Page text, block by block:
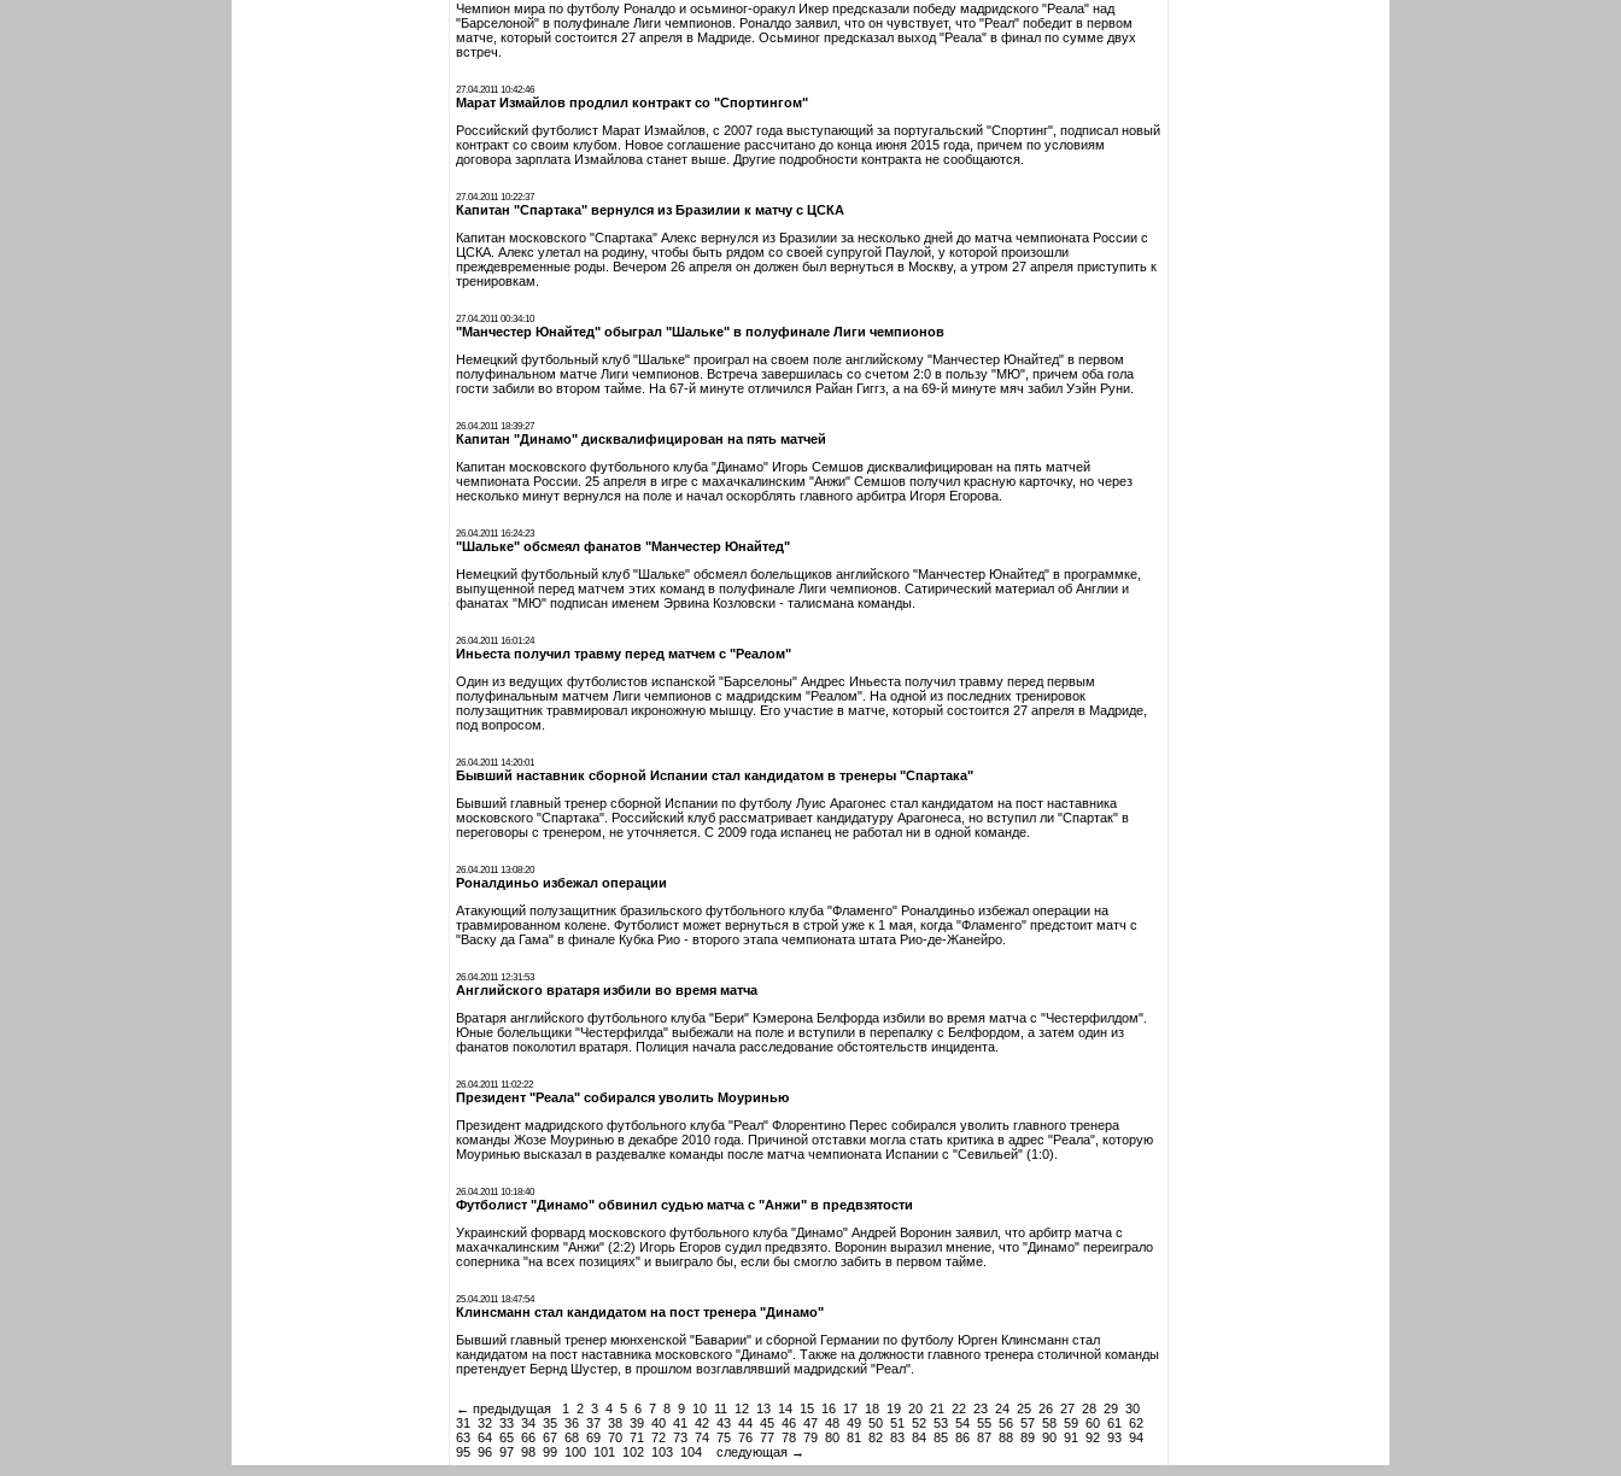
Чемпион мира по футболу Роналдо и осьминог-оракул Икер предсказали победу мадридского "Реала" над
"Барселоной" в полуфинале Лиги чемпионов. Роналдо заявил, что он чувствует, что "Реал" победит в первом
матче, который состоится 27 апреля в Мадриде. Осьминог предсказал выход "Реала" в финал по сумме двух
встреч.
27.04.2011 10:42:46
Марат Измайлов продлил контракт со "Спортингом"
Российский футболист Марат Измайлов, с 2007 года выступающий за португальский "Спортинг", подписал новый
контракт со своим клубом. Новое соглашение рассчитано до конца июня 2015 года, причем по условиям
договора зарплата Измайлова станет выше. Другие подробности контракта не сообщаются.
27.04.2011 10:22:37
Капитан "Спартака" вернулся из Бразилии к матчу с ЦСКА
Капитан московского "Спартака" Алекс вернулся из Бразилии за несколько дней до матча чемпионата России с
ЦСКА. Алекс улетал на родину, чтобы быть рядом со своей супругой Паулой, у которой произошли
преждевременные роды. Вечером 26 апреля он должен был вернуться в Москву, а утром 27 апреля приступить к
тренировкам.
27.04.2011 00:34:10
"Манчестер Юнайтед" обыграл "Шальке" в полуфинале Лиги чемпионов
Немецкий футбольный клуб "Шальке" проиграл на своем поле английскому "Манчестер Юнайтед" в первом
полуфинальном матче Лиги чемпионов. Встреча завершилась со счетом 2:0 в пользу "МЮ", причем оба гола
гости забили во втором тайме. На 67-й минуте отличился Райан Гиггз, а на 69-й минуте мяч забил Уэйн Руни.
26.04.2011 18:39:27
Капитан "Динамо" дисквалифицирован на пять матчей
Капитан московского футбольного клуба "Динамо" Игорь Семшов дисквалифицирован на пять матчей
чемпионата России. 25 апреля в игре с махачкалинским "Анжи" Семшов получил красную карточку, но через
несколько минут вернулся на поле и начал оскорблять главного арбитра Игоря Егорова.
26.04.2011 16:24:23
"Шальке" обсмеял фанатов "Манчестер Юнайтед"
Немецкий футбольный клуб "Шальке" обсмеял болельщиков английского "Манчестер Юнайтед" в программке,
выпущенной перед матчем этих команд в полуфинале Лиги чемпионов. Сатирический материал об Англии и
фанатах "МЮ" подписан именем Эрвина Козловски - талисмана команды.
26.04.2011 16:01:24
Иньеста получил травму перед матчем с "Реалом"
Один из ведущих футболистов испанской "Барселоны" Андрес Иньеста получил травму перед первым
полуфинальным матчем Лиги чемпионов с мадридским "Реалом". На одной из последних тренировок
полузащитник травмировал икроножную мышцу. Его участие в матче, который состоится 27 апреля в Мадриде,
под вопросом.
26.04.2011 14:20:01
Бывший наставник сборной Испании стал кандидатом в тренеры "Спартака"
Бывший главный тренер сборной Испании по футболу Луис Арагонес стал кандидатом на пост наставника
московского "Спартака". Российский клуб рассматривает кандидатуру Арагонеса, но вступил ли "Спартак" в
переговоры с тренером, не уточняется. С 2009 года испанец не работал ни в одной команде.
26.04.2011 13:08:20
Роналдиньо избежал операции
Атакующий полузащитник бразильского футбольного клуба "Фламенго" Роналдиньо избежал операции на
травмированном колене. Футболист может вернуться в строй уже к 1 мая, когда "Фламенго" предстоит матч с
"Васку да Гама" в финале Кубка Рио - второго этапа чемпионата штата Рио-де-Жанейро.
26.04.2011 12:31:53
Английского вратаря избили во время матча
Вратаря английского футбольного клуба "Бери" Кэмерона Белфорда избили во время матча с "Честерфилдом".
Юные болельщики "Честерфилда" выбежали на поле и вступили в перепалку с Белфордом, а затем один из
фанатов поколотил вратаря. Полиция начала расследование обстоятельств инцидента.
26.04.2011 11:02:22
Президент "Реала" собирался уволить Моуринью
Президент мадридского футбольного клуба "Реал" Флорентино Перес собирался уволить главного тренера
команды Жозе Моуринью в декабре 2010 года. Причиной отставки могла стать критика в адрес "Реала", которую
Моуринью высказал в раздевалке команды после матча чемпионата Испании с "Севильей" (1:0).
26.04.2011 10:18:40
Футболист "Динамо" обвинил судью матча с "Анжи" в предвзятости
Украинский форвард московского футбольного клуба "Динамо" Андрей Воронин заявил, что арбитр матча с
махачкалинским "Анжи" (2:2) Игорь Егоров судил предвзято. Воронин выразил мнение, что "Динамо" переиграло
соперника "на всех позициях" и выиграло бы, если бы смогло забить в первом тайме.
25.04.2011 18:47:54
Клинсманн стал кандидатом на пост тренера "Динамо"
Бывший главный тренер мюнхенской "Баварии" и сборной Германии по футболу Юрген Клинсманн стал
кандидатом на пост наставника московского "Динамо". Также на должности главного тренера столичной команды
претендует Бернд Шустер, в прошлом возглавлявший мадридский "Реал".
← предыдущая 1 2 3 4 5 6 7 8 9 10 11 12 13 14 15 16 17 18 19 20 21 22 23 24 25 26 27 28 29 30
31
32 33 34 35 36 37 38 39 40 41 42 43 44 45 46 47 48 49 50 51 52 53 54 55 56 57 58 59 60 61
62
63 64 65 66 67 68 69 70 71 72 73 74 75 76 77 78 79 80 81 82 83 84 85 86 87 88 89 90 91 92 93 94
95 96 97 98 99 100 101 102 103 104 следующая →